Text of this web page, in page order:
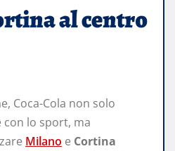
al centro
Coca-Cola non solo
con lo sport, ma
Milano e Cortina